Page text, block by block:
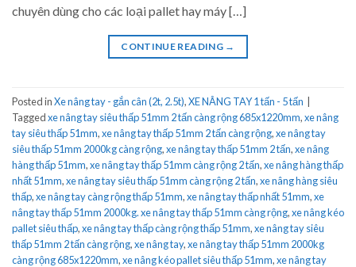
chuyên dùng cho các loại pallet hay máy […]
CONTINUE READING →
Posted inXe nâng tay - gắn cân (2t, 2.5t),XE NÂNG TAY 1 tấn - 5 tấn
Taggedxe nâng tay siêu thấp 51mm 2 tấn càng rộng 685x1220mm,xe nâng
tay siêu thấp 51mm,xe nâng tay thấp 51mm 2 tấn càng rộng,xe nâng tay
siêu thấp 51mm 2000kg càng rộng,xe nâng tay thấp 51mm 2 tấn,xe nâng
hàng thấp 51mm,xe nâng tay thấp 51mm càng rộng 2 tấn,xe nâng hàng thấp
nhất 51mm,xe nâng tay siêu thấp 51mm càng rộng 2 tấn,xe nâng hàng siêu
thấp,xe nâng tay càng rộng thấp 51mm,xe nâng tay thấp nhất 51mm,xe
nâng tay thấp 51mm 2000kg. xe nâng tay thấp 51mm càng rộng,xe nâng kéo
pallet siêu thấp,xe nâng tay thấp càng rộng thấp 51mm,xe nâng tay siêu
thấp 51mm 2 tấn càng rộng,xe nâng tay,xe nâng tay thấp 51mm 2000kg
càng rộng 685x1220mm,xe nâng kéo pallet siêu thấp 51mm,xe nâng tay